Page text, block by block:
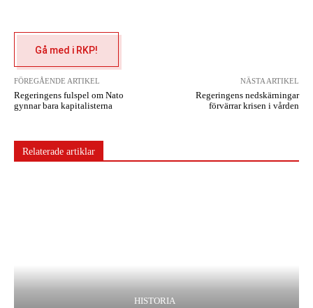
Gå med i RKP!
FÖREGÅENDE ARTIKEL
Regeringens fulspel om Nato
gynnar bara kapitalisterna
NÄSTA ARTIKEL
Regeringens nedskärningar
förvärrar krisen i vården
Relaterade artiklar
HISTORIA